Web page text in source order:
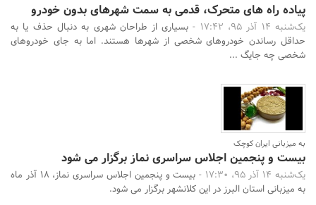
پیاده راه های متحرک، قدمی به سمت شهرهای بدون خودرو
یک‌شنبه 14 آذر 95، 17:42 -
بسیاری از طراحان شهری به دنبال حذف یا به
حداقل رساندن خودروهای شخصی از شهرها هستند. اما به جای خودروهای
شخصی چه جایگ ...
به میزبانی ایران کوچک
بیست و پنجمین اجلاس سراسری نماز برگزار می شود
یک‌شنبه 14 آذر 95، 17:30 -
بیست و پنجمین اجلاس سراسری نماز، 18 آذر ماه
به میزبانی استان البرز در این کلانشهر برگزار می شود.